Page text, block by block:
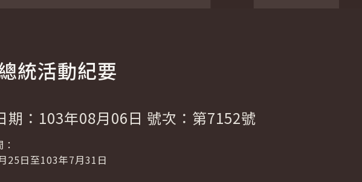
統活動紀要
期：103年08月06日 號次：第7152號
25日至103年7月31日